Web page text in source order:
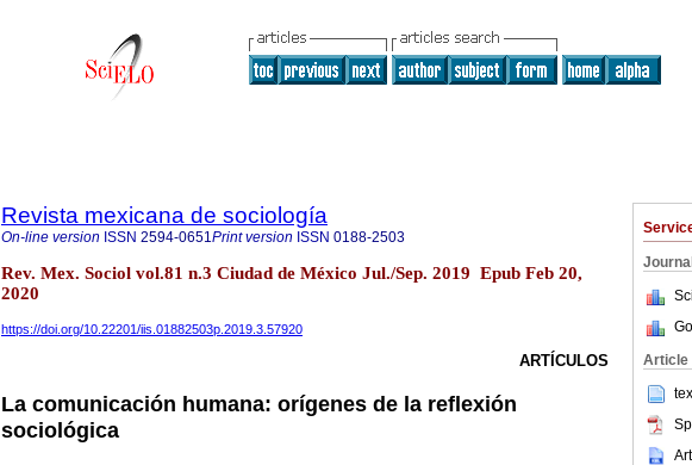
Journal
Article
Revista mexicana de sociología
On-line version ISSN 2594-0651Print version ISSN 0188-2503
Rev. Mex. Sociol vol.81 n.3 Ciudad de México Jul./Sep. 2019 Epub Feb 20,
2020
https://doi.org/10.22201/iis.01882503p.2019.3.57920
ARTÍCULOS
La comunicación humana: orígenes de la reflexión
sociológica